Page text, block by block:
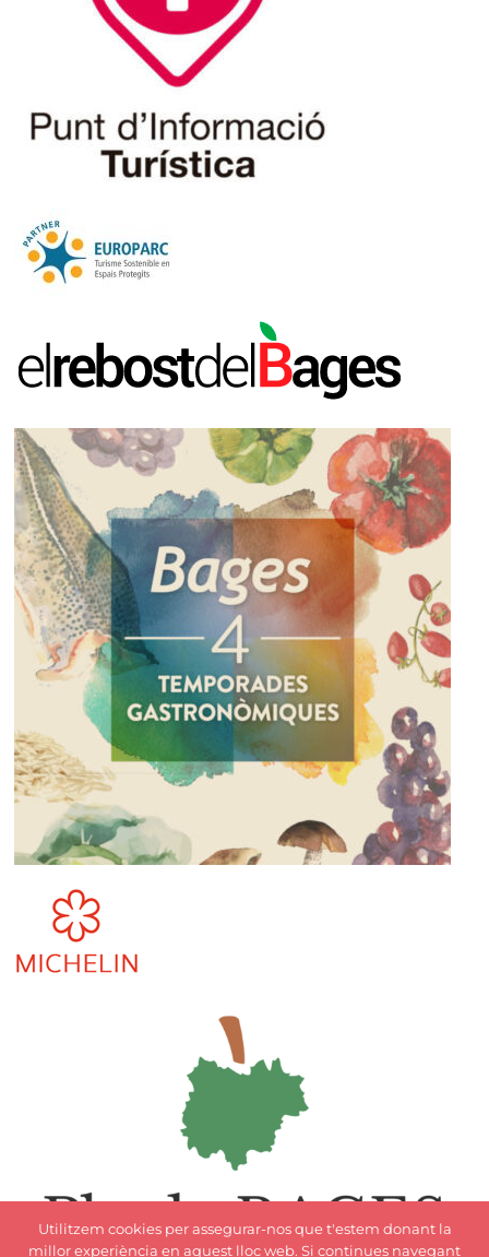
Utilitzem cookies per assegurar-nos que t'estem donant la
millor experiència en aquest lloc web. Si continues navegant